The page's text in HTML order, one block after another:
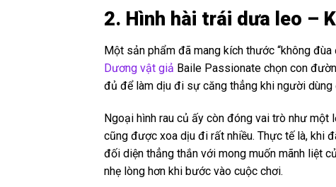
2. Hình hài trái dưa leo –
Một sản phẩm đã mang kích thước “không
Dương vật giả Baile Passionate chọn con
đủ để làm dịu đi sự căng thẳng khi người dùng
Ngoại hình rau củ ấy còn đóng vai trò như một
cũng được xoa dịu đi rất nhiều. Thực tế là, khi
đối diện thẳng thắn với mong muốn mãnh liệt
nhẹ lòng hơn khi bước vào cuộc chơi.